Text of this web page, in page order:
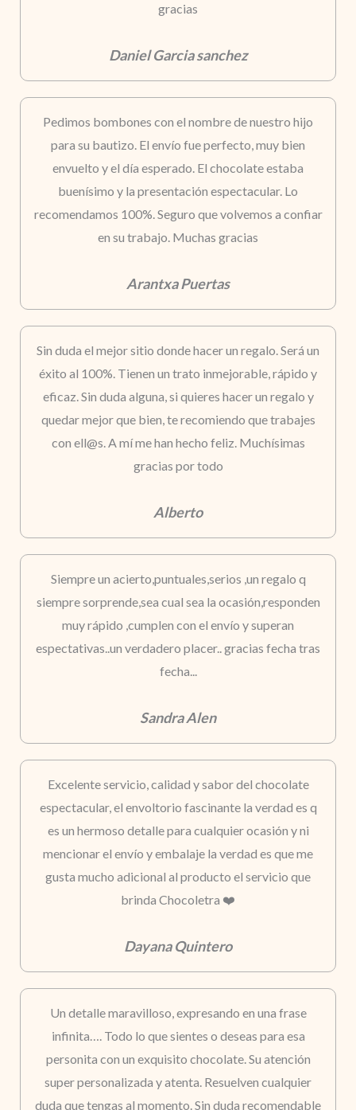
gracias
Daniel Garcia sanchez
Pedimos bombones con el nombre de nuestro hijo
para su bautizo. El envío fue perfecto, muy bien
envuelto y el día esperado. El chocolate estaba
buenísimo y la presentación espectacular. Lo
recomendamos 100%. Seguro que volvemos a confiar
en su trabajo. Muchas gracias
Arantxa Puertas
Sin duda el mejor sitio donde hacer un regalo. Será un
éxito al 100%. Tienen un trato inmejorable, rápido y
eficaz. Sin duda alguna, si quieres hacer un regalo y
quedar mejor que bien, te recomiendo que trabajes
con ell@s. A mí me han hecho feliz. Muchísimas
gracias por todo
Alberto
Siempre un acierto,puntuales,serios ,un regalo q
siempre sorprende,sea cual sea la ocasión,responden
muy rápido ,cumplen con el envío y superan
espectativas..un verdadero placer.. gracias fecha tras
fecha...
Sandra Alen
Excelente servicio, calidad y sabor del chocolate
espectacular, el envoltorio fascinante la verdad es q
es un hermoso detalle para cualquier ocasión y ni
mencionar el envío y embalaje la verdad es que me
gusta mucho adicional al producto el servicio que
brinda Chocoletra ❤️
Dayana Quintero
Un detalle maravilloso, expresando en una frase
infinita…. Todo lo que sientes o deseas para esa
personita con un exquisito chocolate. Su atención
super personalizada y atenta. Resuelven cualquier
duda que tengas al momento. Sin duda recomendable